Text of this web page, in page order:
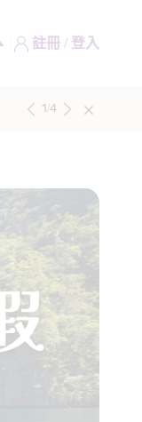
註冊 / 登入
1/4